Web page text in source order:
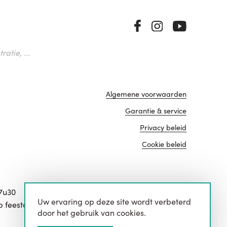
...
feestdagen.
Algemene voorwaarden
Garantie & service
Privacy beleid
Cookie beleid
website door
Uw ervaring op deze site wordt verbeterd
door het gebruik van cookies.